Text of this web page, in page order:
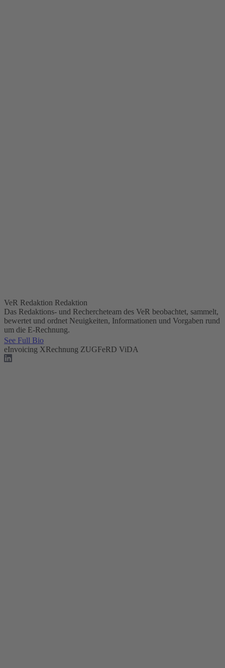
VeR Redaktion Redaktion
Das Redaktions- und Rechercheteam des VeR beobachtet, sammelt,
bewertet und ordnet Neuigkeiten, Informationen und Vorgaben rund
um die E-Rechnung.
See Full Bio
eInvoicing XRechnung ZUGFeRD ViDA